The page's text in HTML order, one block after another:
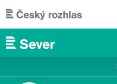
Přejít k hlavnímu obsahu